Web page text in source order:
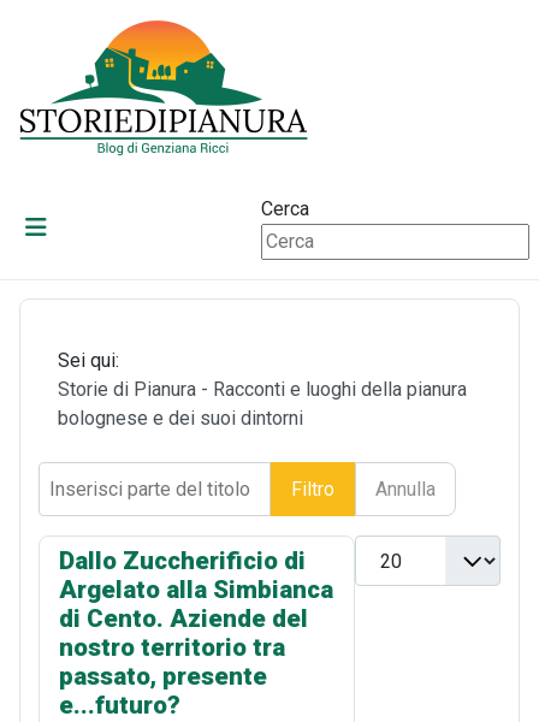
Cerca
Sei qui:
Storie di Pianura - Racconti e luoghi della pianura
bolognese e dei suoi dintorni
Filtro Annulla
Visualizza n.
Dallo Zuccherificio di
Argelato alla Simbianca
di Cento. Aziende del
nostro territorio tra
passato, presente
e...futuro?